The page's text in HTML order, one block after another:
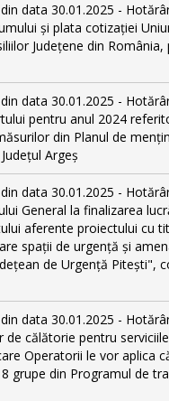
data 30.01.2025 -
și plata cotizației
Județene din România,
data 30.01.2025 -
pentru anul 2024
din Planul de
Argeș
data 30.01.2025 -
General la finalizarea
aferente proiectului cu
spații de urgență și
de Urgență Pitești",
data 30.01.2025 -
de călătorie pentru
Operatorii le vor aplica
grupe din Programul de